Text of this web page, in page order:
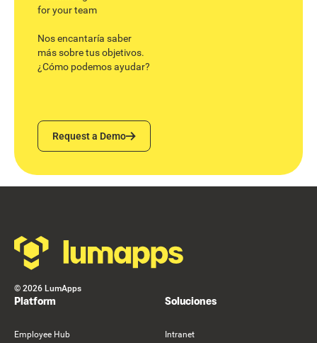
for your team
Nos encantaría saber
más sobre tus objetivos.
¿Cómo podemos ayudar?
Request a Demo
Request a Demo
© 2026 LumApps
Platform
Employee Hub
Soluciones
Intranet